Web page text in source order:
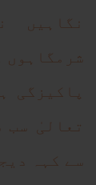
نگاہیں
شرمگاہوں
پاکیزگی
تعالیٰ سب
سے کہہ